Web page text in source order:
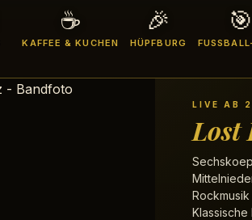
☕
KAFFEE & KUCHEN
🎉
HÜPFBURG
🎯
FUSSBALL-
LIVE AB
Lost